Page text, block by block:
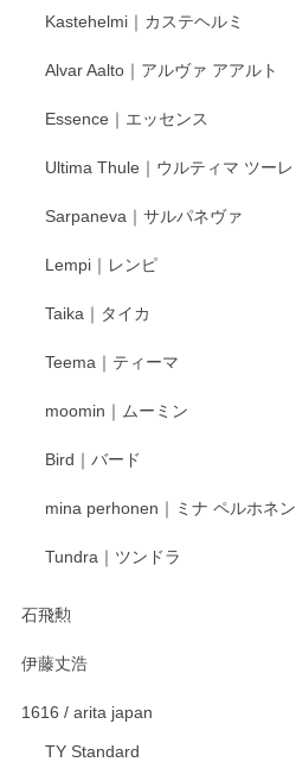
Kastehelmi｜カステヘルミ
Alvar Aalto｜アルヴァ アアルト
Essence｜エッセンス
Ultima Thule｜ウルティマ ツーレ
Sarpaneva｜サルパネヴァ
Lempi｜レンピ
Taika｜タイカ
Teema｜ティーマ
moomin｜ムーミン
Bird｜バード
mina perhonen｜ミナ ペルホネン
Tundra｜ツンドラ
石飛勲
伊藤丈浩
1616 / arita japan
TY Standard